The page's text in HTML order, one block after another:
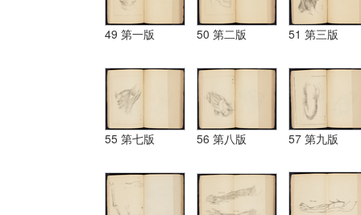
49 第一版 50 第二版 51 第三版
55 第七版 56 第八版 57 第九版